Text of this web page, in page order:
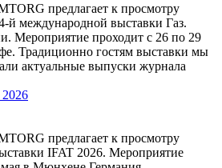
предлагает к просмотру
й международной выставки Газ.
Мероприятие проходит с 26 по 29
Традиционно гостям выставки мы
актуальные выпуски журнала
предлагает к просмотру
IFAT 2026. Мероприятие